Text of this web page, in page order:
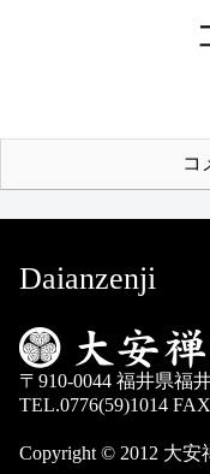
コ
Daianzenji
〒910-0044 福井県福
TEL.0776(59)1014
Copyright © 2012 大安